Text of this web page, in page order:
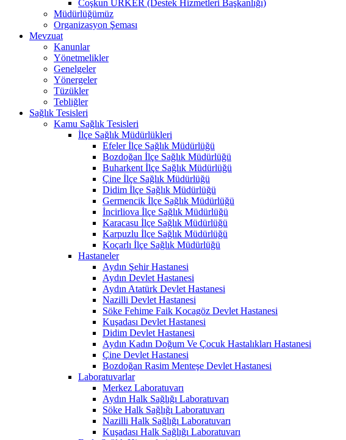
Coşkun ÜRKER (Destek Hizmetleri Başkanlığı)
Müdürlüğümüz
Organizasyon Şeması
Mevzuat
Kanunlar
Yönetmelikler
Genelgeler
Yönergeler
Tüzükler
Tebliğler
Sağlık Tesisleri
Kamu Sağlık Tesisleri
İlçe Sağlık Müdürlükleri
Efeler İlçe Sağlık Müdürlüğü
Bozdoğan İlçe Sağlık Müdürlüğü
Buharkent İlçe Sağlık Müdürlüğü
Çine İlçe Sağlık Müdürlüğü
Didim İlçe Sağlık Müdürlüğü
Germencik İlçe Sağlık Müdürlüğü
İncirliova İlçe Sağlık Müdürlüğü
Karacasu İlçe Sağlık Müdürlüğü
Karpuzlu İlçe Sağlık Müdürlüğü
Koçarlı İlçe Sağlık Müdürlüğü
Hastaneler
Aydın Şehir Hastanesi
Aydın Devlet Hastanesi
Aydın Atatürk Devlet Hastanesi
Nazilli Devlet Hastanesi
Söke Fehime Faik Kocagöz Devlet Hastanesi
Kuşadası Devlet Hastanesi
Didim Devlet Hastanesi
Aydın Kadın Doğum Ve Çocuk Hastalıkları Hastanesi
Çine Devlet Hastanesi
Bozdoğan Rasim Menteşe Devlet Hastanesi
Laboratuvarlar
Merkez Laboratuvarı
Aydın Halk Sağlığı Laboratuvarı
Söke Halk Sağlığı Laboratuvarı
Nazilli Halk Sağlığı Laboratuvarı
Kuşadası Halk Sağlığı Laboratuvarı